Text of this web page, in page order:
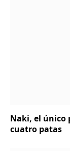
Naki, el único
cuatro patas